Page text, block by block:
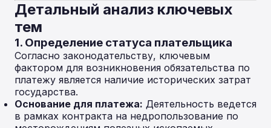
Детальный анализ ключевых
тем
1. Определение статуса плательщика
Согласно законодательству, ключевым
фактором для возникновения обязательства по
платежу является наличие исторических затрат
государства.
Основание для платежа: Деятельность ведется
в рамках контракта на недропользование по